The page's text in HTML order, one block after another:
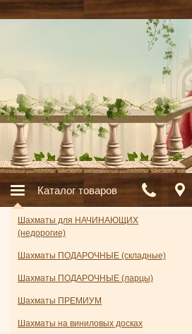
Каталог товаров
Шахматы для НАЧИНАЮЩИХ
(недорогие)
Шахматы ПОДАРОЧНЫЕ (складные)
Шахматы ПОДАРОЧНЫЕ (ларцы)
Шахматы ПРЕМИУМ
Шахматы на виниловых досках